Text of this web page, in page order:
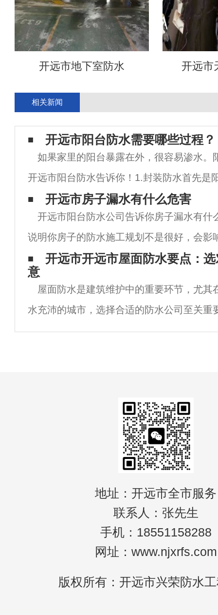
开远市地下室防水 开远市
相关新闻
开远市阳台防水需要哪些过程？
如果家里的阳台暴露在外，很容易渗水。
开远市阳台防水告诉你！1.封装防水首先是
因为是防水工作的第一道防线，所以不能粗
中，材料选择需要选择防水防潮材料，在施
开远市房子漏水有什么危害
开远市阳台防水公司告诉你房子漏水有什
说明你房子的防水施工规划不是很好，会影
健康。因为你房间的厨房衣服、橱柜、木地
服、橱柜、强化木地板，多层仿实木地板是
开远市开远市屋面防水要点：
意
屋面防水是建筑维护中的重要环节，尤其
水充沛的城市，选择合适的防水公司至关重
余年的防水工程师，我深知专业施工对建筑
地址：开远市全市服务
联系人：张先生
手机：18551158288
网址：www.njxrfs.com
版权所有：开远市兴荣防水